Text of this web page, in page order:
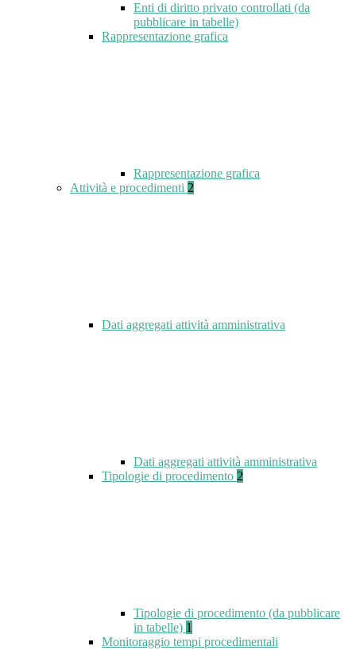
Enti di diritto privato controllati (da
pubblicare in tabelle)
Rappresentazione grafica
Rappresentazione grafica
Attività e procedimenti 2
Dati aggregati attività amministrativa
Dati aggregati attività amministrativa
Tipologie di procedimento 2
Tipologie di procedimento (da pubblicare
in tabelle) 1
Monitoraggio tempi procedimentali